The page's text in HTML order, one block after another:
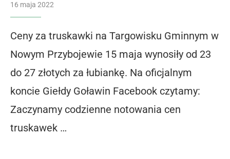
16 maja 2022
Ceny za truskawki na Targowisku Gminnym w
Nowym Przybojewie 15 maja wynosiły od 23
do 27 złotych za łubiankę. Na oficjalnym
koncie Giełdy Goławin Facebook czytamy:
Zaczynamy codzienne notowania cen
truskawek …